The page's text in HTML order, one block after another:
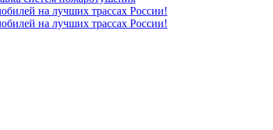
на лучших трассах России!
на лучших трассах России!